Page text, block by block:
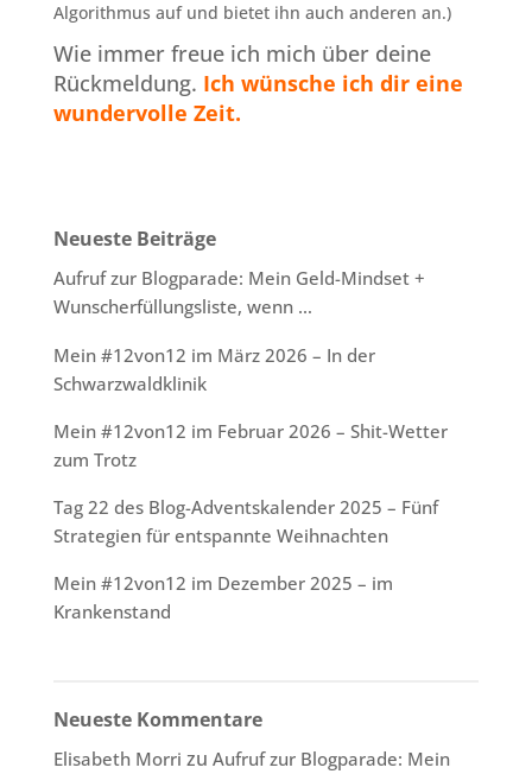
Algorithmus auf und bietet ihn auch anderen an.)
Wie immer freue ich mich über deine
Rückmeldung. Ich wünsche ich dir eine
wundervolle Zeit.
Neueste Beiträge
Aufruf zur Blogparade: Mein Geld-Mindset +
Wunscherfüllungsliste, wenn …
Mein #12von12 im März 2026 – In der
Schwarzwaldklinik
Mein #12von12 im Februar 2026 – Shit-Wetter
zum Trotz
Tag 22 des Blog-Adventskalender 2025 – Fünf
Strategien für entspannte Weihnachten
Mein #12von12 im Dezember 2025 – im
Krankenstand
Neueste Kommentare
Elisabeth Morri zu Aufruf zur Blogparade: Mein